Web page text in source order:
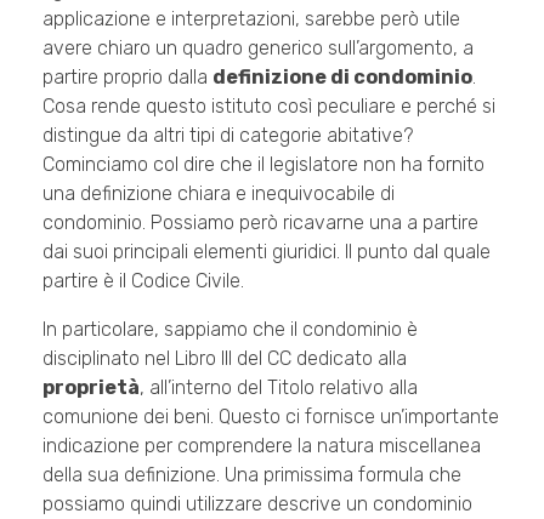
applicazione e interpretazioni, sarebbe però utile
avere chiaro un quadro generico sull’argomento, a
partire proprio dalla definizione di condominio
Cosa rende questo istituto così peculiare e perché si
distingue da altri tipi di categorie abitative?
Cominciamo col dire che il legislatore non ha fornito
una definizione chiara e inequivocabile di
condominio. Possiamo però ricavarne una a partire
dai suoi principali elementi giuridici. Il punto dal quale
partire è il Codice Civile.
In particolare, sappiamo che il condominio è
disciplinato nel Libro III del CC dedicato alla
proprietà, all’interno del Titolo relativo alla
comunione dei beni. Questo ci fornisce un’importante
indicazione per comprendere la natura miscellanea
della sua definizione. Una primissima formula che
possiamo quindi utilizzare descrive un condominio